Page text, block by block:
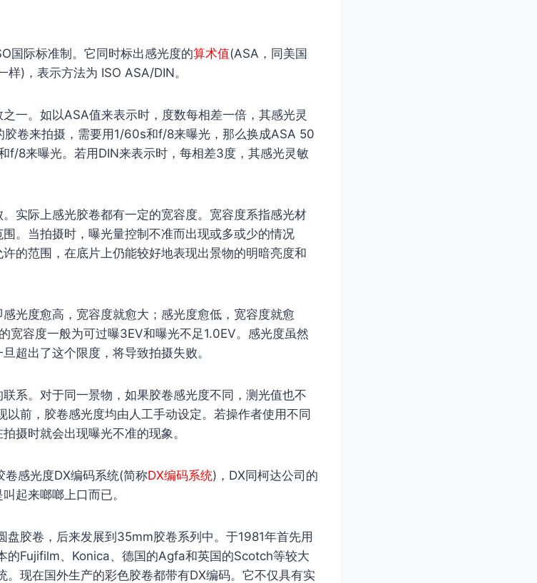
国际标准制。它同时标出感光度的算术值(ASA，同美国
样)，表示方法为 ISO ASA/DIN。
一。如以ASA值来表示时，度数每相差一倍，其感光灵
卷来拍摄，需要用1/60s和f/8来曝光，那么换成ASA 50
8来曝光。若用DIN来表示时，每相差3度，其感光灵敏
实际上感光胶卷都有一定的宽容度。宽容度系指感光材
。当拍摄时，曝光量控制不准而出现或多或少的情况
的范围，在底片上仍能较好地表现出景物的明暗亮度和
光度愈高，宽容度就愈大；感光度愈低，宽容度就愈
宽容度一般为可过曝3EV和曝光不足1.0EV。感光度虽然
超出了这个限度，将导致拍摄失败。
系。对于同一景物，如果胶卷感光度不同，测光值也不
以前，胶卷感光度均由人工手动设定。若操作者使用不同
摄时就会出现曝光不准的现象。
感光度DX编码系统(简称DX编码系统)，DX同柯达公司的
起来啷啷上口而已。
盘胶卷，后来发展到35mm胶卷系列中。于1981年首先用
的Fujifilm、Konica、德国的Agfa和英国的Scotch等较大
。现在国外生产的彩色胶卷都带有DX编码。它不仅具有实